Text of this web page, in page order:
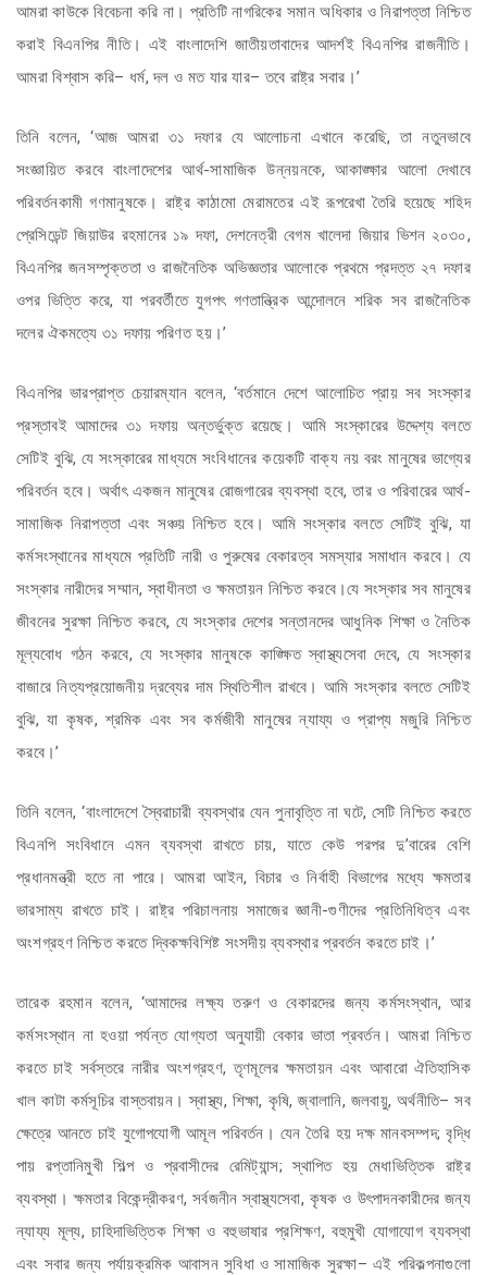
আমরা কাউকে বিবেচনা করি না। প্রতিটি নাগরিকের সমান অধিকার ও নিরাপত্তা নিশ্চিত
করাই বিএনপির নীতি। এই বাংলাদেশি জাতীয়তাবাদের আদর্শই বিএনপির রাজনীতি।
আমরা বিশ্বাস করি– ধর্ম, দল ও মত যার যার– তবে রাষ্ট্র সবার।’
তিনি বলেন, ‘আজ আমরা ৩১ দফার যে আলোচনা এখানে করেছি, তা নতুনভাবে
সংজ্ঞায়িত করবে বাংলাদেশের আর্থ-সামাজিক উন্নয়নকে, আকাঙ্ক্ষার আলো দেখাবে
পরিবর্তনকামী গণমানুষকে। রাষ্ট্র কাঠামো মেরামতের এই রূপরেখা তৈরি হয়েছে শহিদ
প্রেসিডেন্ট জিয়াউর রহমানের ১৯ দফা, দেশনেত্রী বেগম খালেদা জিয়ার ভিশন ২০৩০,
বিএনপির জনসম্পৃক্ততা ও রাজনৈতিক অভিজ্ঞতার আলোকে প্রথমে প্রদত্ত ২৭ দফার
ওপর ভিত্তি করে, যা পরবর্তীতে যুগপৎ গণতান্ত্রিক আন্দোলনে শরিক সব রাজনৈতিক
দলের ঐকমত্যে ৩১ দফায় পরিণত হয়।’
বিএনপির ভারপ্রাপ্ত চেয়ারম্যান বলেন, ‘বর্তমানে দেশে আলোচিত প্রায় সব সংস্কার
প্রস্তাবই আমাদের ৩১ দফায় অন্তর্ভুক্ত রয়েছে। আমি সংস্কারের উদ্দেশ্য বলতে
সেটিই বুঝি, যে সংস্কারের মাধ্যমে সংবিধানের কয়েকটি বাক্য নয় বরং মানুষের ভাগ্যের
পরিবর্তন হবে। অর্থাৎ একজন মানুষের রোজগারের ব্যবস্থা হবে, তার ও পরিবারের আর্থ-
সামাজিক নিরাপত্তা এবং সঞ্চয় নিশ্চিত হবে। আমি সংস্কার বলতে সেটিই বুঝি, যা
কর্মসংস্থানের মাধ্যমে প্রতিটি নারী ও পুরুষের বেকারত্ব সমস্যার সমাধান করবে। যে
সংস্কার নারীদের সম্মান, স্বাধীনতা ও ক্ষমতায়ন নিশ্চিত করবে।যে সংস্কার সব মানুষের
জীবনের সুরক্ষা নিশ্চিত করবে, যে সংস্কার দেশের সন্তানদের আধুনিক শিক্ষা ও নৈতিক
মূল্যবোধ গঠন করবে, যে সংস্কার মানুষকে কাঙ্ক্ষিত স্বাস্থ্যসেবা দেবে, যে সংস্কার
বাজারে নিত্যপ্রয়োজনীয় দ্রব্যের দাম স্থিতিশীল রাখবে। আমি সংস্কার বলতে সেটিই
বুঝি, যা কৃষক, শ্রমিক এবং সব কর্মজীবী মানুষের ন্যায্য ও প্রাপ্য মজুরি নিশ্চিত
করবে।’
তিনি বলেন, ‘বাংলাদেশে স্বৈরাচারী ব্যবস্থার যেন পুনাবৃত্তি না ঘটে, সেটি নিশ্চিত করতে
বিএনপি সংবিধানে এমন ব্যবস্থা রাখতে চায়, যাতে কেউ পরপর দু’বারের বেশি
প্রধানমন্ত্রী হতে না পারে। আমরা আইন, বিচার ও নির্বাহী বিভাগের মধ্যে ক্ষমতার
ভারসাম্য রাখতে চাই। রাষ্ট্র পরিচালনায় সমাজের জ্ঞানী-গুণীদের প্রতিনিধিত্ব এবং
অংশগ্রহণ নিশ্চিত করতে দ্বিকক্ষবিশিষ্ট সংসদীয় ব্যবস্থার প্রবর্তন করতে চাই।’
তারেক রহমান বলেন, ‘আমাদের লক্ষ্য তরুণ ও বেকারদের জন্য কর্মসংস্থান, আর
কর্মসংস্থান না হওয়া পর্যন্ত যোগ্যতা অনুযায়ী বেকার ভাতা প্রবর্তন। আমরা নিশ্চিত
করতে চাই সর্বস্তরে নারীর অংশগ্রহণ, তৃণমূলের ক্ষমতায়ন এবং আবারো ঐতিহাসিক
খাল কাটা কর্মসূচির বাস্তবায়ন। স্বাস্থ্য, শিক্ষা, কৃষি, জ্বালানি, জলবায়ু, অর্থনীতি– সব
ক্ষেত্রে আনতে চাই যুগোপযোগী আমূল পরিবর্তন। যেন তৈরি হয় দক্ষ মানবসম্পদ; বৃদ্ধি
পায় রপ্তানিমুখী শিল্প ও প্রবাসীদের রেমিট্যান্স; স্থাপিত হয় মেধাভিত্তিক রাষ্ট্র
ব্যবস্থা। ক্ষমতার বিকেন্দ্রীকরণ, সর্বজনীন স্বাস্থ্যসেবা, কৃষক ও উৎপাদনকারীদের জন্য
ন্যায্য মূল্য, চাহিদাভিত্তিক শিক্ষা ও বহুভাষার প্রশিক্ষণ, বহুমুখী যোগাযোগ ব্যবস্থা
এবং সবার জন্য পর্যায়ক্রমিক আবাসন সুবিধা ও সামাজিক সুরক্ষা– এই পরিকল্পনাগুলো